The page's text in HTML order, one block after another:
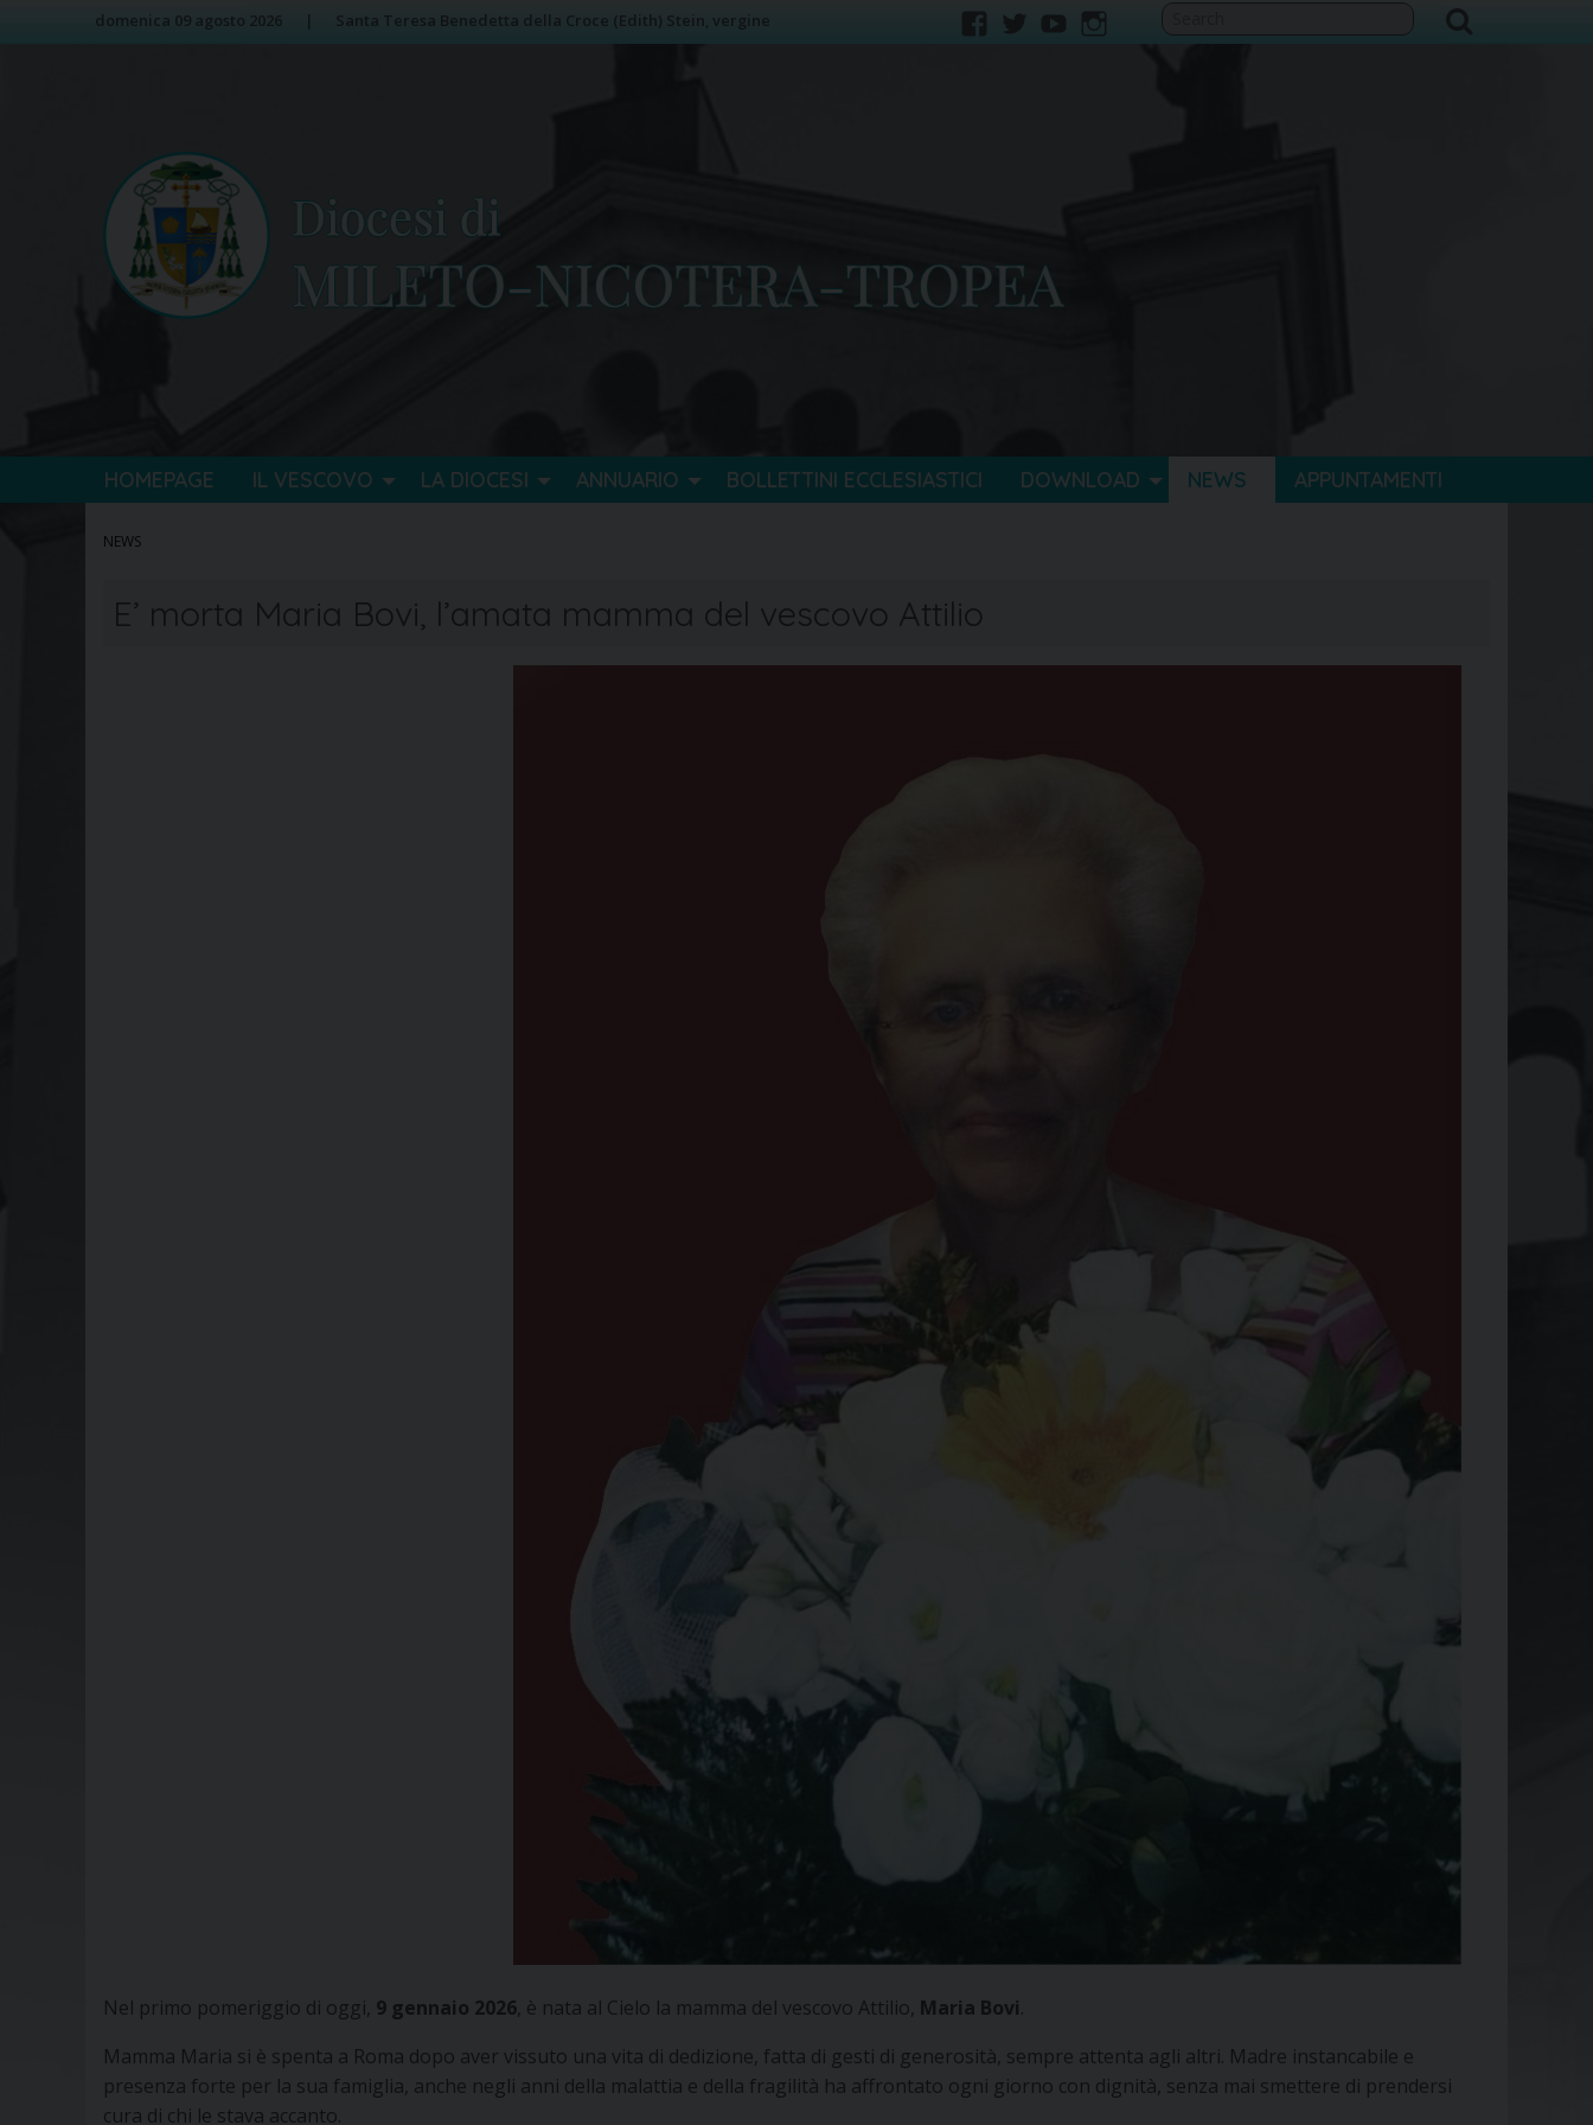
domenica 09 agosto 2026 Santa Teresa Benedetta della Croce (Edith) Stein, vergine facebook
twitteryoutubeinstagram
HOMEPAGE IL VESCOVO LA DIOCESI ANNUARIO BOLLETTINI ECCLESIASTICI DOWNLOAD NEWS APPUNTAMENTI
NEWS
E’ morta Maria Bovi, l’amata mamma del vescovo Attilio
Nel primo pomeriggio di oggi, 9 gennaio 2026, è nata al Cielo la mamma del vescovo Attilio, Maria Bovi.
Mamma Maria si è spenta a Roma dopo aver vissuto una vita di dedizione, fatta di gesti di generosità, sempre attenta agli altri. Madre instancabile e
presenza forte per la sua famiglia, anche negli anni della malattia e della fragilità ha affrontato ogni giorno con dignità, senza mai smettere di prendersi
cura di chi le stava accanto.